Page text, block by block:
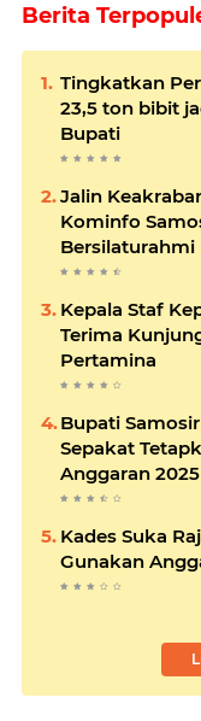
Berita
Tingkatkan
23,5 ton bibit
Bupati
Jalin
Kominfo
Bersilaturahmi
Kepala Staf
Terima
Pertamina
Bupati
Sepakat
Anggaran 2025
Kades Suka
Gunakan